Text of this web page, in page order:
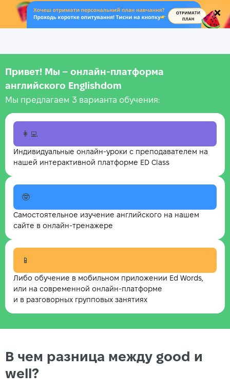
.
Привет! Мы – онлайн‑платформа
английского Englishdom
Мы предлагаем 3 варианта обучения:
👩‍💻
Индивидуальные онлайн-уроки с преподавателем на
нашей интерактивной платформе ED Class
🤓
Самостоятельное изучение английского на нашем
сайте в онлайн-тренажере
📱
Либо обучение в мобильном приложении Ed Words,
или на современной онлайн-платформе
и в разговорных групповых занятиях
В чем разница между good и
well?